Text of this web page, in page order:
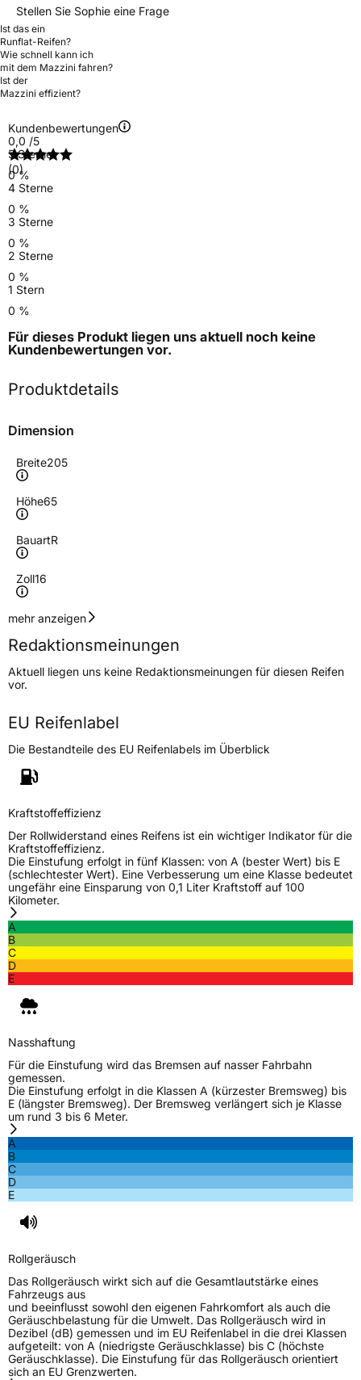
Stellen Sie Sophie eine Frage
Ist das ein
Runflat-Reifen?
Wie schnell kann ich
mit dem Mazzini fahren?
Ist der
Mazzini effizient?
Kundenbewertungen
0,0 /5
(0)
5 Sterne
0 %
4 Sterne
0 %
3 Sterne
0 %
2 Sterne
0 %
1 Stern
0 %
Für dieses Produkt liegen uns aktuell noch keine
Kundenbewertungen vor.
Produktdetails
Dimension
Breite205
Höhe65
BauartR
Zoll16
Geschwindigkeitsindex
Höchstgeschwindigkeit
170 km/h
Lastindex107/105
Höchstlast975/925 kg
Generelle Merkmale
Fahrzeugtyp
ModellnameEffivan
FahrzeugartTransporter
Weitere Eigenschaften
EU Label
EffizienzC
NasshaftungC
Rollgeräusch (Klasse)B
Rollgeräusch (dB)
3PMSF / Schneeflockensymbol / Alpine-SymbolNein
EPREL ID603587
Allgemeine Produktsicherheit (GPSR)
mehr anzeigen
Redaktionsmeinungen
Aktuell liegen uns keine Redaktionsmeinungen für diesen Reifen
vor.
EU Reifenlabel
Die Bestandteile des EU Reifenlabels im Überblick
Kraftstoffeffizienz
Der Rollwiderstand eines Reifens ist ein wichtiger Indikator für die
Kraftstoffeffizienz.
Die Einstufung erfolgt in fünf Klassen: von A (bester Wert) bis E
(schlechtester Wert). Eine Verbesserung um eine Klasse bedeutet
ungefähr eine Einsparung von 0,1 Liter Kraftstoff auf 100
Kilometer.
A
B
C
D
E
Nasshaftung
Für die Einstufung wird das Bremsen auf nasser Fahrbahn
gemessen.
Die Einstufung erfolgt in die Klassen A (kürzester Bremsweg) bis
E (längster Bremsweg). Der Bremsweg verlängert sich je Klasse
um rund 3 bis 6 Meter.
A
B
C
D
E
Rollgeräusch
Das Rollgeräusch wirkt sich auf die Gesamtlautstärke eines
Fahrzeugs aus
und beeinflusst sowohl den eigenen Fahrkomfort als auch die
Geräuschbelastung für die Umwelt. Das Rollgeräusch wird in
Dezibel (dB) gemessen und im EU Reifenlabel in die drei Klassen
aufgeteilt: von A (niedrigste Geräuschklasse) bis C (höchste
Geräuschklasse). Die Einstufung für das Rollgeräusch orientiert
sich an EU Grenzwerten.